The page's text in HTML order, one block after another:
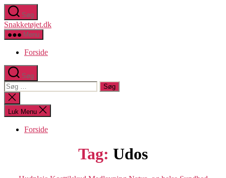
Spring
til
indholdet
Søg
Snakketøjet.dk
Menu
Forside
Søg
Søg
efter:
Luk
søgning
Luk Menu
Forside
Tag: Udos